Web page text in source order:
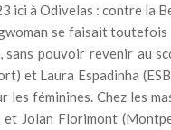
ici à Odivelas : contre la
se faisait
sans pouvoir revenir au
et Laura Espadinha
féminines. Chez les
Jolan Florimont